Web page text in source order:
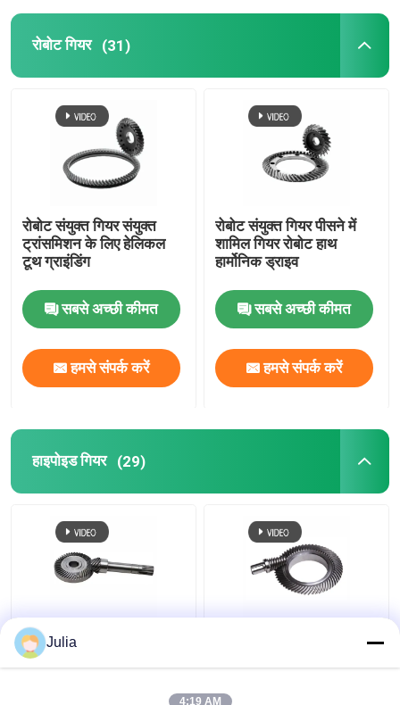
रोबोट गियर (31)
रोबोट संयुक्त गियर संयुक्त
ट्रांसमिशन के लिए हेलिकल
टूथ ग्राइंडिंग
सबसे अच्छी कीमत
हमसे संपर्क करें
रोबोट संयुक्त गियर पीसने में
शामिल गियर रोबोट हाथ
हार्मोनिक ड्राइव
सबसे अच्छी कीमत
हमसे संपर्क करें
हाइपोइड गियर (29)
सामान्य हाइपोइड गियर हेलिकल
बेवल पिनियन गियर शाफ्ट 90
Julia
4:19 AM